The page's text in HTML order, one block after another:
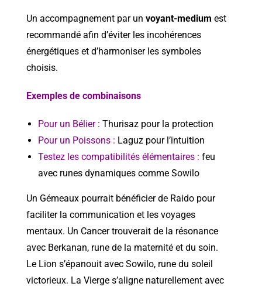
Un accompagnement par un voyant-medium est
recommandé afin d’éviter les incohérences
énergétiques et d’harmoniser les symboles
choisis.
Exemples de combinaisons
Pour un Bélier : Thurisaz pour la protection
Pour un Poissons : Laguz pour l’intuition
Testez les compatibilités élémentaires : feu
avec runes dynamiques comme Sowilo
Un Gémeaux pourrait bénéficier de Raido pour
faciliter la communication et les voyages
mentaux. Un Cancer trouverait de la résonance
avec Berkanan, rune de la maternité et du soin.
Le Lion s’épanouit avec Sowilo, rune du soleil
victorieux. La Vierge s’aligne naturellement avec